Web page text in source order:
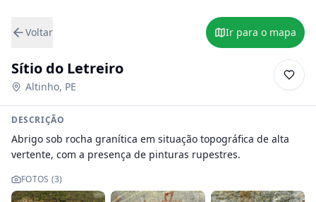
Voltar Ir para o mapa
Sítio do Letreiro
Altinho, PE
DESCRIÇÃO
Abrigo sob rocha granítica em situação topográfica de alta
vertente, com a presença de pinturas rupestres.
FOTOS (3)